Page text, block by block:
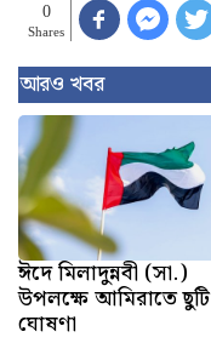
0
Shares
আরও খবর
ঈদে মিলাদুন্নবী (সা.)
উপলক্ষে আমিরাতে ছুটি
ঘোষণা